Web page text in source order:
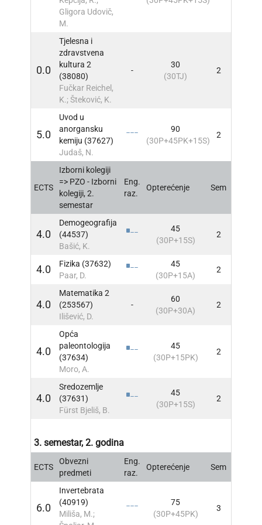
Gligora Udovič,
M.
0.0
Tjelesna i
zdravstvena
kultura 2
(38080)
Fučkar Reichel,
K.; Šteković, K.
-
30
(30TJ)
2
5.0
Uvod u
anorgansku
kemiju (37627)
Judaš, N.
90
(30P+45PK+15S)
2
ECTS
Izborni kolegiji
=> PZO - Izborni
kolegiji, 2.
semestar
Eng.
raz.
Opterećenje Sem
4.0
Demogeografija
(44537)
Bašić, K.
45
(30P+15S)
2
4.0
Fizika (37632)
Paar, D.
45
(30P+15A)
2
4.0
Matematika 2
(253567)
Ilišević, D.
-
60
(30P+30A)
2
4.0
Opća
paleontologija
(37634)
Moro, A.
45
(30P+15PK)
2
4.0
Sredozemlje
(37631)
Fürst Bjeliš, B.
45
(30P+15S)
2
3. semestar, 2. godina
ECTS
Obvezni
predmeti
Eng.
raz.
Opterećenje Sem
6.0
Invertebrata
(40919)
Miliša, M.;
75
(30P+45PK)
3